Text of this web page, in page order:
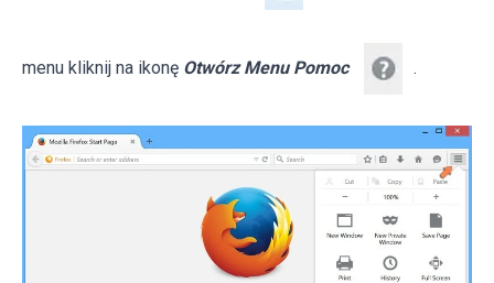
menu kliknij na ikonę Otwórz Menu Pomoc .